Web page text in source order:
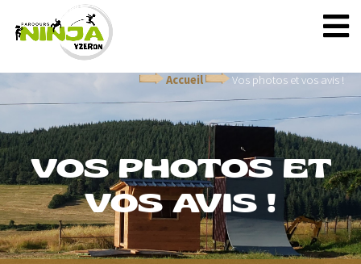
Accueil Vos photos et vos avis !
VOS PHOTOS ET
VOS AVIS !